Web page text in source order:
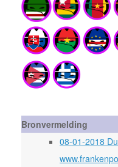
Bronvermelding
08-01-2018